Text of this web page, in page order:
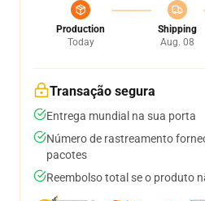
Production
Today
Shipping
Aug. 08
Transação segura
Entrega mundial na sua porta
Número de rastreamento
pacotes
Reembolso total se o produto